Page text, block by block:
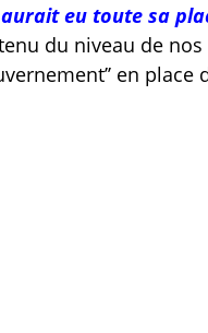
eu toute sa
du niveau de
en place